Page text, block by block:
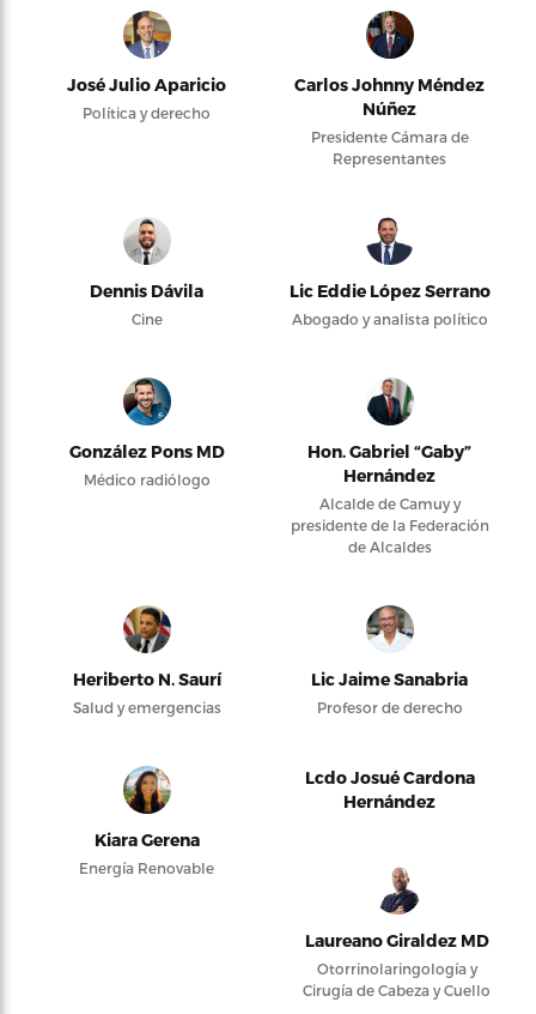
José Julio Aparicio
Política y derecho
Carlos Johnny Méndez
Núñez
Presidente Cámara de
Representantes
Dennis Dávila
Cine
Lic Eddie López Serrano
Abogado y analista político
González Pons MD
Médico radiólogo
Hon. Gabriel “Gaby”
Hernández
Alcalde de Camuy y
presidente de la Federación
de Alcaldes
Heriberto N. Saurí
Salud y emergencias
Lic Jaime Sanabria
Profesor de derecho
Kiara Gerena
Energía Renovable
Lcdo Josué Cardona
Hernández
Laureano Giraldez MD
Otorrinolaringología y
Cirugía de Cabeza y Cuello